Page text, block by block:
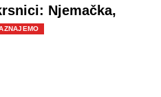
Njemačka,